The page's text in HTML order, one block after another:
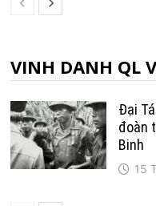
VINH DANH QL
Đại Tá
đoàn
Binh
15